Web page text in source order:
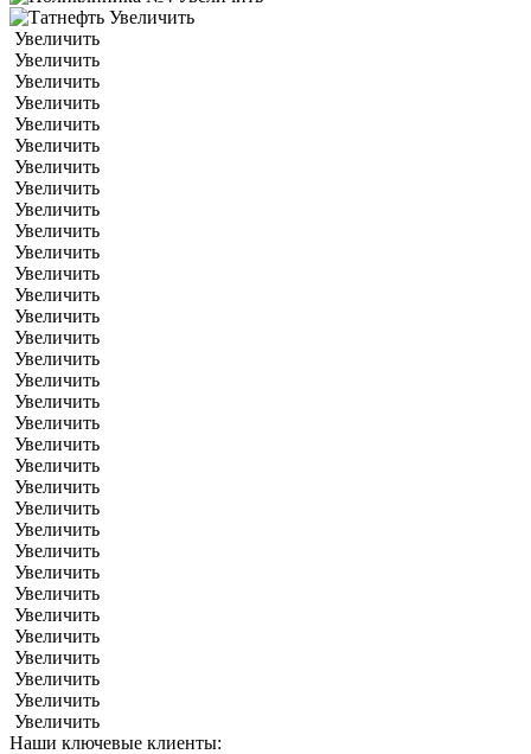
Увеличить
Увеличить
Увеличить
Увеличить
Увеличить
Увеличить
Увеличить
Увеличить
Увеличить
Увеличить
Увеличить
Увеличить
Увеличить
Увеличить
Увеличить
Увеличить
Увеличить
Увеличить
Увеличить
Увеличить
Увеличить
Увеличить
Увеличить
Увеличить
Увеличить
Увеличить
Увеличить
Увеличить
Увеличить
Увеличить
Увеличить
Увеличить
Увеличить
Увеличить
Наши ключевые клиенты: